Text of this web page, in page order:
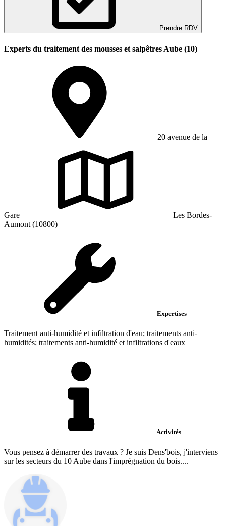
Prendre RDV
Experts du traitement des mousses et salpêtres Aube (10)
20 avenue de la
Gare
Les Bordes-
Aumont (10800)
Expertises
Traitement anti-humidité et infiltration d'eau; traitements anti-
humidités; traitements anti-humidité et infiltrations d'eaux
Activités
Vous pensez à démarrer des travaux ? Je suis Dens'bois, j'interviens
sur les secteurs du 10 Aube dans l'imprégnation du bois....